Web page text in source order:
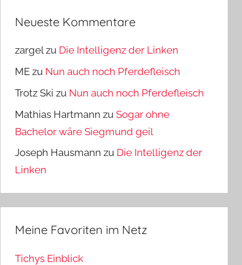
Neueste Kommentare
zargelzu Die Intelligenz der Linken
ME zu Nun auch noch Pferdefleisch
Trotz Ski zu Nun auch noch Pferdefleisch
Mathias Hartmann zuSogar ohne
Bachelor wäre Siegmund geil
Joseph Hausmann zu Die Intelligenz der
Linken
Meine Favoriten im Netz
Tichys Einblick